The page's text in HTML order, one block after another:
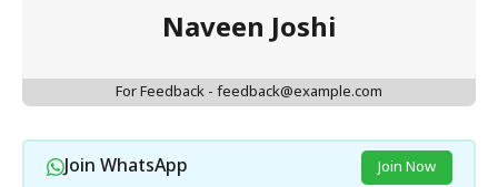
Naveen Joshi
For Feedback - feedback@example.com
Join WhatsApp Join Now